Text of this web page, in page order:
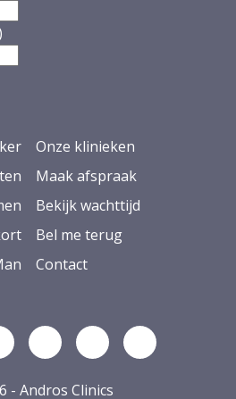
Onze klinieken
Maak afspraak
Bekijk wachttijd
Bel me terug
Contact
op Linkedin
ons op YouTube
Volg ons op Facebook
Volg ons op
Volg ons
- Andros Clinics